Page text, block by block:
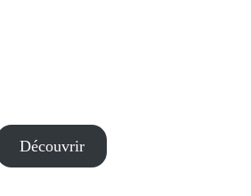
Découvrir